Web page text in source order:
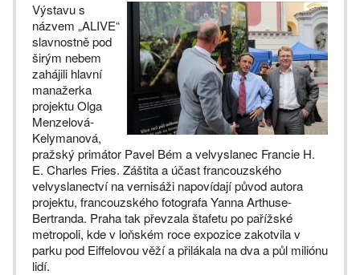
Výstavu s
názvem „ALIVE“
slavnostně pod
širým nebem
zahájili hlavní
manažerka
projektu Olga
Menzelová-
Kelymanová,
pražský primátor Pavel Bém a velvyslanec Francie H.
E. Charles Fries. Záštita a účast francouzského
velvyslanectví na vernisáži napovídají původ autora
projektu, francouzského fotografa Yanna Arthuse-
Bertranda. Praha tak převzala štafetu po pařížské
metropoli, kde v loňském roce expozice zakotvila v
parku pod Eiffelovou věží a přilákala na dva a půl miliónu
lidí.